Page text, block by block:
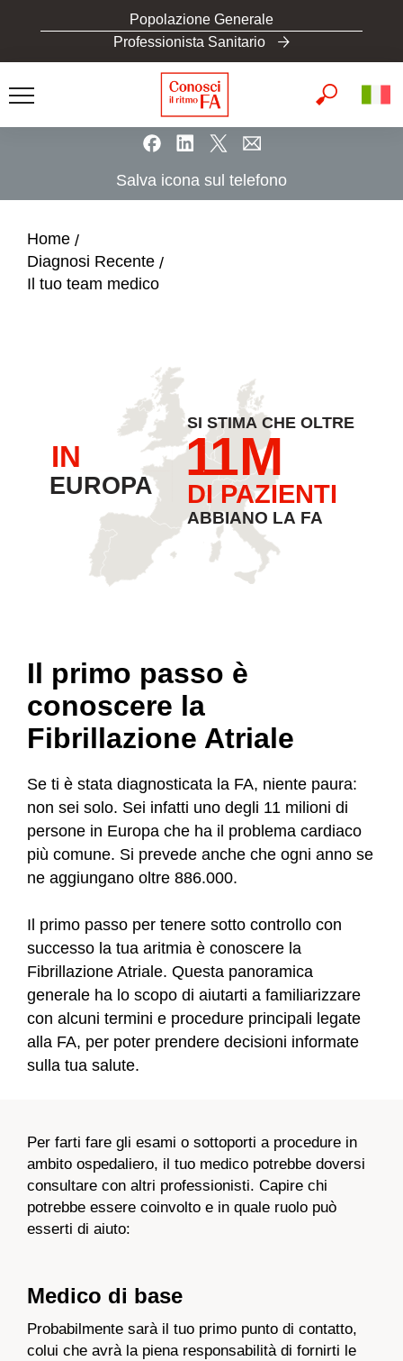
o
Popolazione Generale
Professionista Sanitario
Salva icona sul telefono
Home
Diagnosi Recente
Il tuo team medico
Il primo passo è
conoscere la
Fibrillazione Atriale​
Se ti è stata diagnosticata la FA, niente paura:
non sei solo. Sei infatti uno degli 11 milioni di
persone in Europa che ha il problema cardiaco
più comune. Si prevede anche che ogni anno se
ne aggiungano oltre 886.000.
Il primo passo per tenere sotto controllo con
successo la tua aritmia è conoscere la
Fibrillazione Atriale. Questa panoramica
generale ha lo scopo di aiutarti a familiarizzare
con alcuni termini e procedure principali legate
alla FA, per poter prendere decisioni informate
sulla tua salute.
Per farti fare gli esami o sottoporti a procedure in
ambito ospedaliero, il tuo medico potrebbe doversi
consultare con altri professionisti. Capire chi
potrebbe essere coinvolto e in quale ruolo può
esserti di aiuto:
Medico di base
Probabilmente sarà il tuo primo punto di contatto,
colui che avrà la piena responsabilità di fornirti le